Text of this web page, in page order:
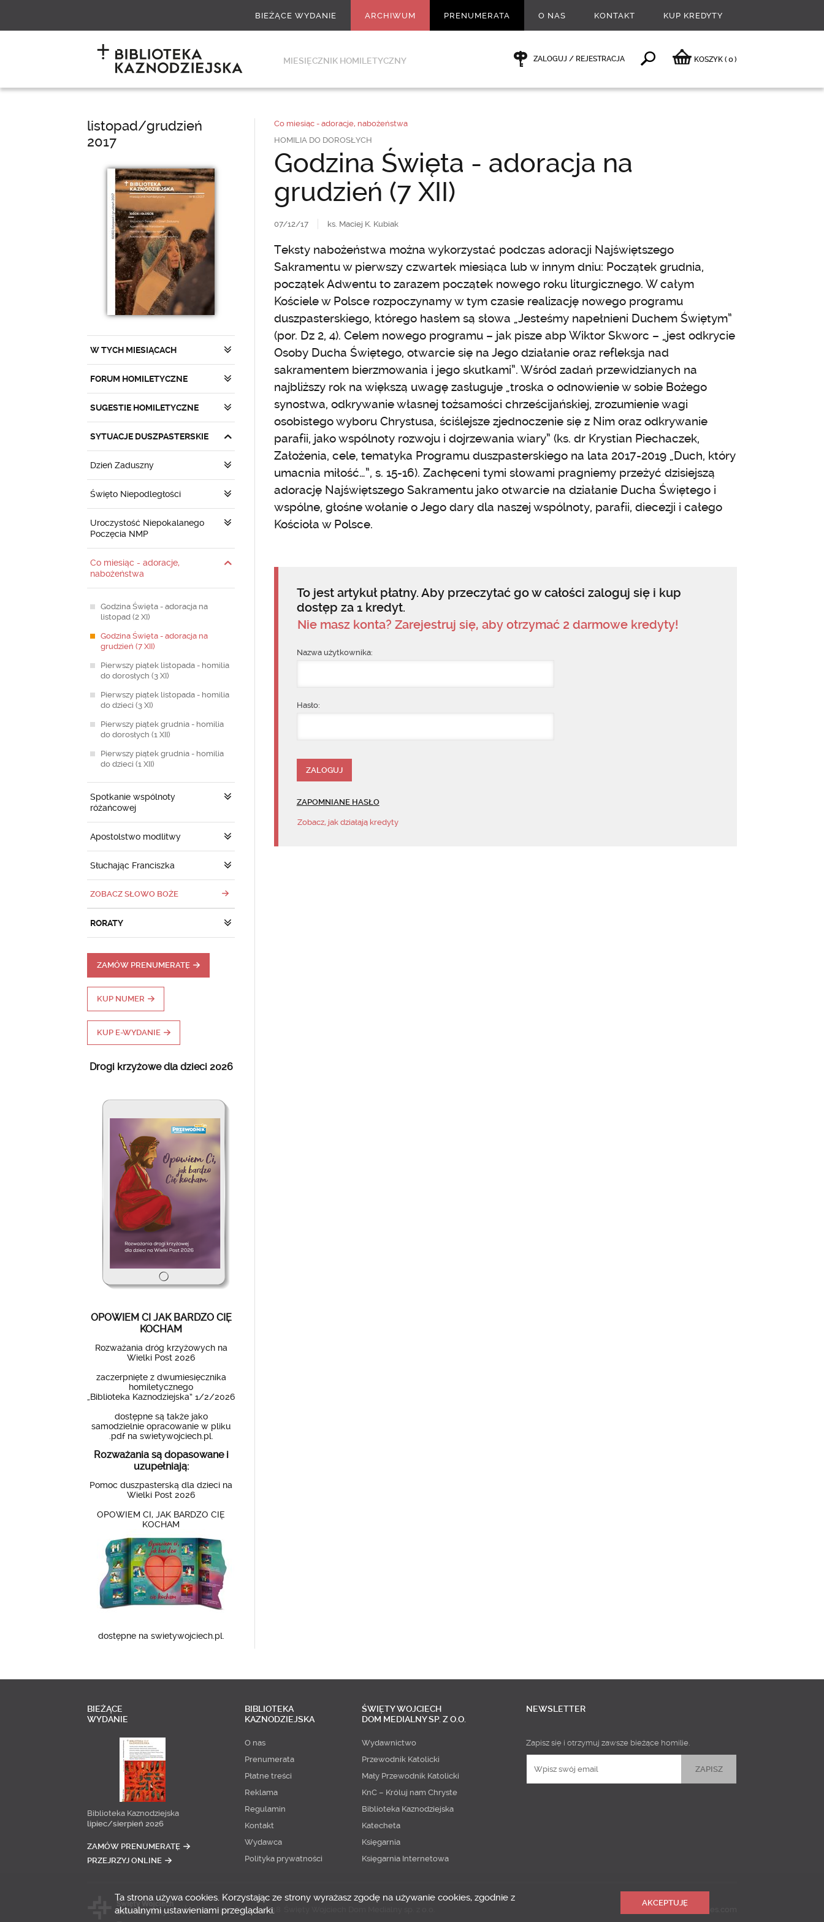
BIEŻĄCE WYDANIE ARCHIWUM PRENUMERATA O NAS KONTAKT KUP KREDYTY
MIESIĘCZNIK HOMILETYCZNY ZALOGUJ / REJESTRACJA KOSZYK ( 0)
listopad/grudzień
2017
W TYCH MIESIĄCACH
FORUM HOMILETYCZNE
SUGESTIE HOMILETYCZNE
SYTUACJE DUSZPASTERSKIE
Dzień Zaduszny
Święto Niepodległości
Uroczystość Niepokalanego
Poczęcia NMP
Co miesiąc - adoracje,
nabożeństwa
Godzina Święta - adoracja na
listopad (2 XI)
Godzina Święta - adoracja na
grudzień (7 XII)
Pierwszy piątek listopada - homilia
do dorosłych (3 XI)
Pierwszy piątek listopada - homilia
do dzieci (3 XI)
Pierwszy piątek grudnia - homilia
do dorosłych (1 XII)
Pierwszy piątek grudnia - homilia
do dzieci (1 XII)
Spotkanie wspólnoty
różańcowej
Apostolstwo modlitwy
Słuchając Franciszka
ZOBACZ SŁOWO BOŻE
RORATY
ZAMÓW PRENUMERATĘ
KUP NUMER
KUP E-WYDANIE
Drogi krzyżowe dla dzieci 2026
OPOWIEM CI JAK BARDZO CIĘ
KOCHAM
Rozważania dróg krzyżowych na
Wielki Post 2026
zaczerpnięte z dwumiesięcznika
homiletycznego
„Biblioteka Kaznodziejska” 1/2/2026
dostępne są także jako
samodzielnie opracowanie w pliku
.pdf na swietywojciech.pl.
Rozważania są dopasowane i
uzupełniają:
Pomoc duszpasterską dla dzieci na
Wielki Post 2026
OPOWIEM CI, JAK BARDZO CIĘ
KOCHAM
dostępne na swietywojciech.pl.
Co miesiąc - adoracje, nabożeństwa
HOMILIA DO DOROSŁYCH
Godzina Święta - adoracja na
grudzień (7 XII)
07/12/17 ks. Maciej K. Kubiak
Teksty nabożeństwa można wykorzystać podczas adoracji Najświętszego
Sakramentu w pierwszy czwartek miesiąca lub w innym dniu: Początek grudnia,
początek Adwentu to zarazem początek nowego roku liturgicznego. W całym
Kościele w Polsce rozpoczynamy w tym czasie realizację nowego programu
duszpasterskiego, którego hasłem są słowa „Jesteśmy napełnieni Duchem Świętym”
(por. Dz 2, 4). Celem nowego programu – jak pisze abp Wiktor Skworc – „jest odkrycie
Osoby Ducha Świętego, otwarcie się na Jego działanie oraz refleksja nad
sakramentem bierzmowania i jego skutkami”. Wśród zadań przewidzianych na
najbliższy rok na większą uwagę zasługuje „troska o odnowienie w sobie Bożego
synostwa, odkrywanie własnej tożsamości chrześcijańskiej, zrozumienie wagi
osobistego wyboru Chrystusa, ściślejsze zjednoczenie się z Nim oraz odkrywanie
parafii, jako wspólnoty rozwoju i dojrzewania wiary” (ks. dr Krystian Piechaczek,
Założenia, cele, tematyka Programu duszpasterskiego na lata 2017-2019 „Duch, który
umacnia miłość…”, s. 15-16). Zachęceni tymi słowami pragniemy przeżyć dzisiejszą
adorację Najświętszego Sakramentu jako otwarcie na działanie Ducha Świętego i
wspólne, głośne wołanie o Jego dary dla naszej wspólnoty, parafii, diecezji i całego
Kościoła w Polsce.
To jest artykuł płatny. Aby przeczytać go w całości zaloguj się i kup
dostęp za 1 kredyt.
Nie masz konta? Zarejestruj się, aby otrzymać 2 darmowe kredyty!
Nazwa użytkownika:
Hasło:
ZAPOMNIANE HASŁO
Zobacz, jak działają kredyty
BIEŻĄCE
WYDANIE
Biblioteka Kaznodziejska
lipiec/sierpień 2026
ZAMÓW PRENUMERATĘ
PRZEJRZYJ ONLINE
BIBLIOTEKA
KAZNODZIEJSKA
O nas
Prenumerata
Płatne treści
Reklama
Regulamin
Kontakt
Wydawca
Polityka prywatności
ŚWIĘTY WOJCIECH
DOM MEDIALNY SP. Z O.O.
Wydawnictwo
Przewodnik Katolicki
Mały Przewodnik Katolicki
KnC – Króluj nam Chryste
Biblioteka Kaznodziejska
Katecheta
Księgarnia
Księgarnia Internetowa
NEWSLETTER
Zapisz się i otrzymuj zawsze bieżące homilie.
Copyright © 2014-2018 Predictes.com
Ta strona używa cookies. Korzystając ze strony wyrażasz zgodę na używanie cookies, zgodnie z
aktualnymi ustawieniami przeglądarki.
AKCEPTUJĘ